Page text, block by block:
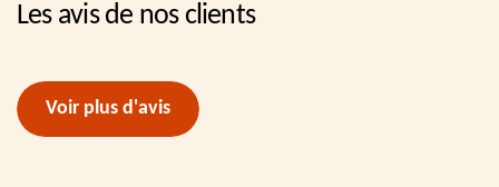
Les avis de nos clients
Voir plus d'avis